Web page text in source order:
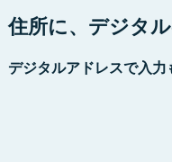
住所に、デジタル
デジタルアドレスで入